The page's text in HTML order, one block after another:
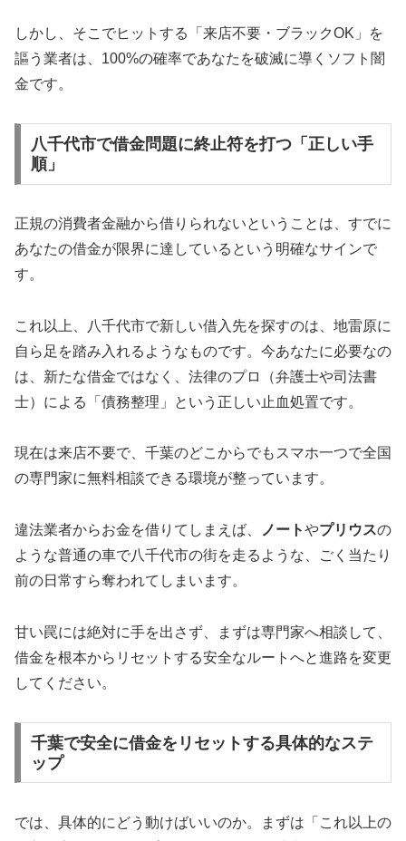
しかし、そこでヒットする「来店不要・ブラックOK」を
謳う業者は、100%の確率であなたを破滅に導くソフト闇
金です。
八千代市で借金問題に終止符を打つ「正しい手
順」
正規の消費者金融から借りられないということは、すでに
あなたの借金が限界に達しているという明確なサインで
す。
これ以上、八千代市で新しい借入先を探すのは、地雷原に
自ら足を踏み入れるようなものです。今あなたに必要なの
は、新たな借金ではなく、法律のプロ（弁護士や司法書
士）による「債務整理」という正しい止血処置です。
現在は来店不要で、千葉のどこからでもスマホ一つで全国
の専門家に無料相談できる環境が整っています。
違法業者からお金を借りてしまえば、 ノートやプリウスの
ような普通の車で八千代市の街を走るような、ごく当たり
前の日常すら奪われてしまいます。
甘い罠には絶対に手を出さず、まずは専門家へ相談して、
借金を根本からリセットする安全なルートへと進路を変更
してください。
千葉で安全に借金をリセットする具体的なステ
ップ
では、具体的にどう動けばいいのか。まずは「これ以上の